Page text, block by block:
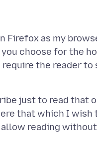
Firefox as my
choose for the
the reader
just to read that
that which I wish